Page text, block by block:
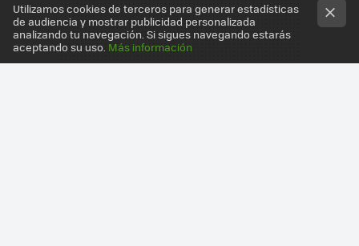
Utilizamos cookies de terceros para generar estadísticas
de audiencia y mostrar publicidad personalizada
analizando tu navegación. Si sigues navegando estarás
aceptando su uso. Más información